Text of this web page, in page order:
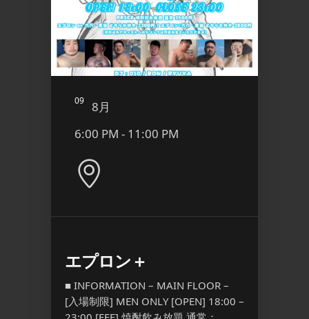
09
8月
6:00 PM - 11:00 PM
エプロン＋
■ INFORMATION – MAIN FLOOR –
[入場制限] MEN ONLY [OPEN] 18:00 –